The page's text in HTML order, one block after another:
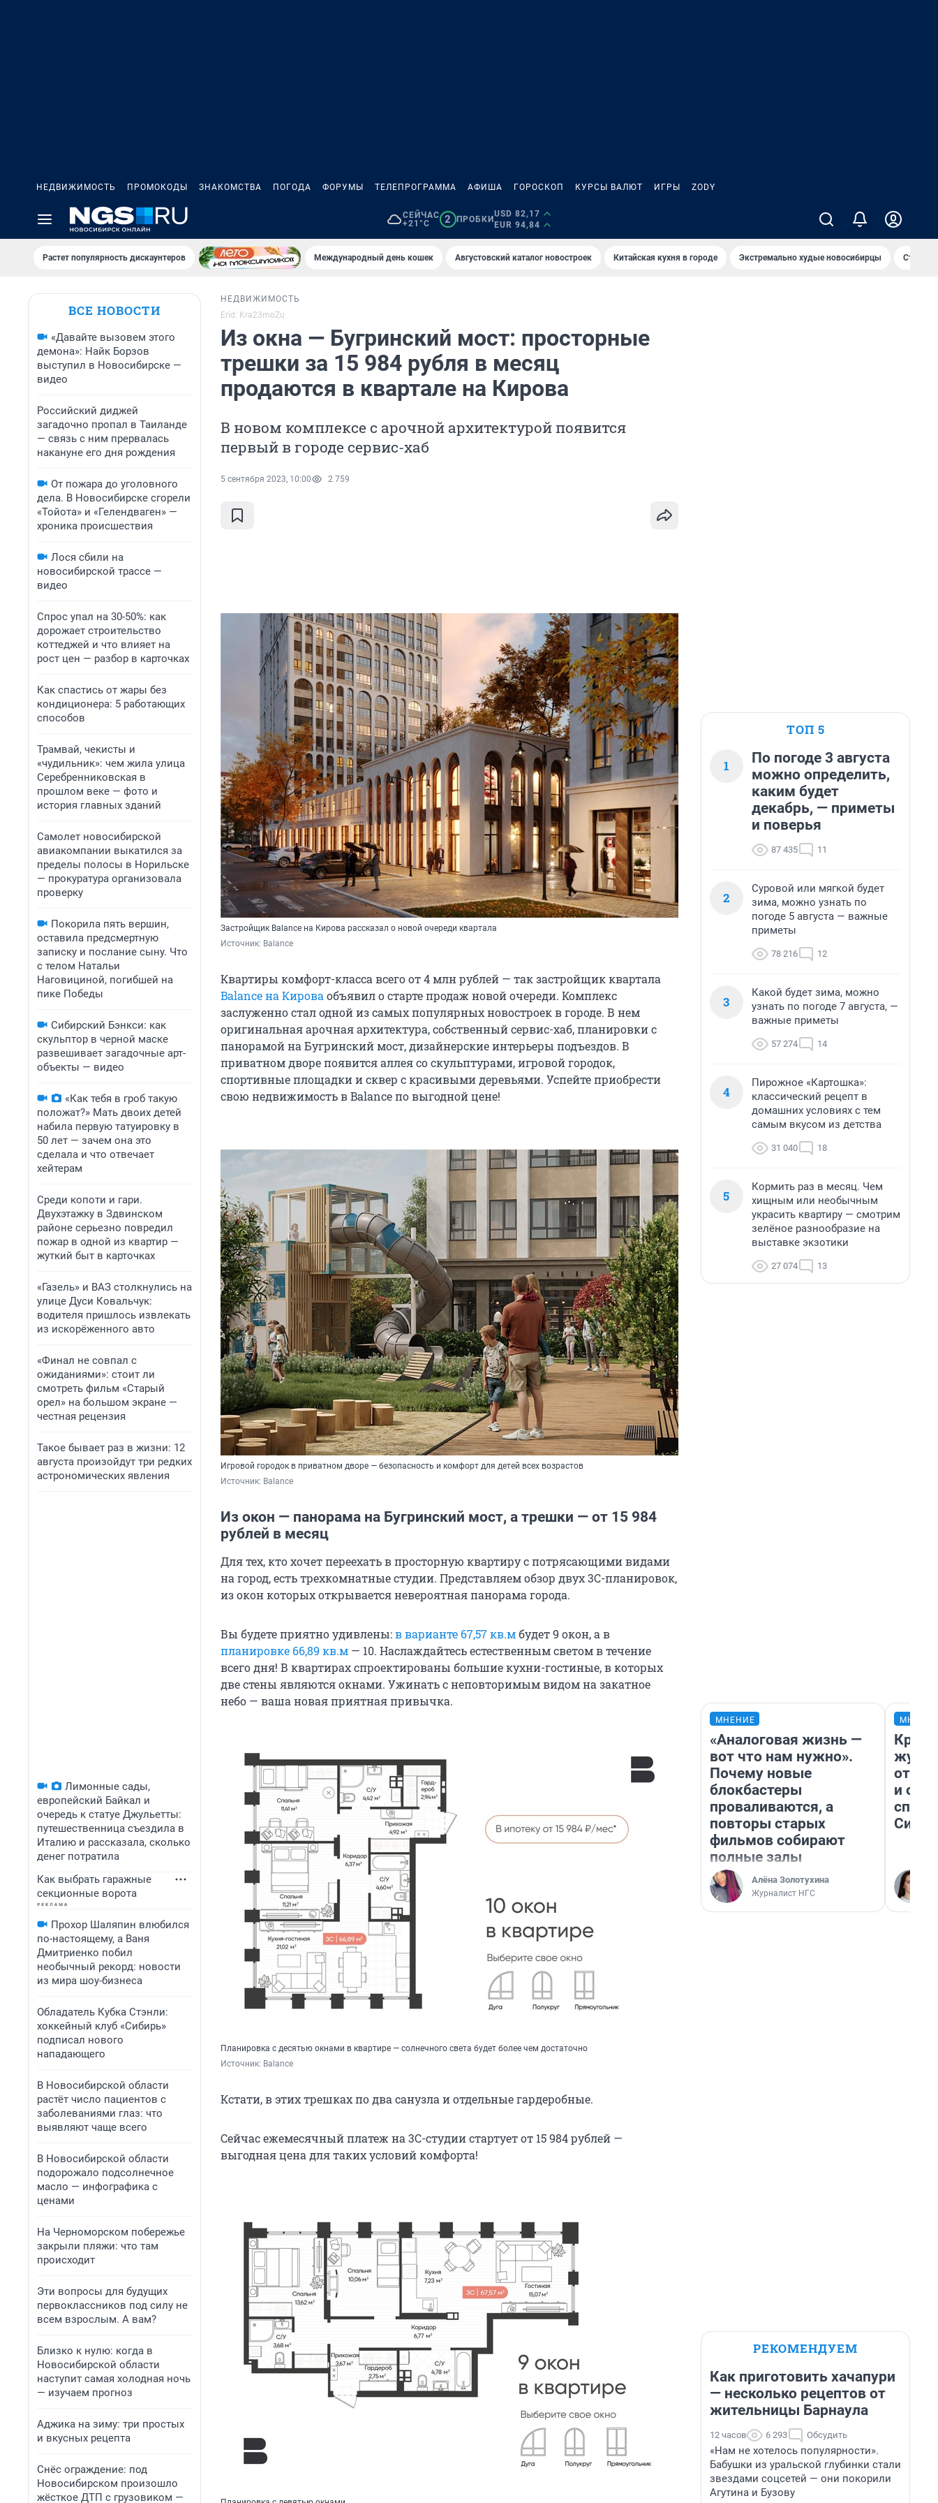
НЕДВИЖИМОСТЬ ПРОМОКОДЫ ЗНАКОМСТВА ПОГОДА ФОРУМЫ ТЕЛЕПРОГРАММА АФИША ГОРОСКОП КУРСЫ ВАЛЮТ ИГРЫ ZODY
СЕЙЧАС
+21°C
2 ПРОБКИ
USD 82,17
EUR 94,84
Растет популярность дискаунтеров Международный день кошек Августовский каталог новостроек Китайская кухня в городе Экстремально худые новосибирцы Старт
ВСЕ НОВОСТИ
«Давайте вызовем этого
демона»: Найк Борзов
выступил в Новосибирске —
видео
Российский диджей
загадочно пропал в Таиланде
— связь с ним прервалась
накануне его дня рождения
От пожара до уголовного
дела. В Новосибирске сгорели
«Тойота» и «Гелендваген» —
хроника происшествия
Лося сбили на
новосибирской трассе —
видео
Спрос упал на 30-50%: как
дорожает строительство
коттеджей и что влияет на
рост цен — разбор в карточках
Как спастись от жары без
кондиционера: 5 работающих
способов
Трамвай, чекисты и
«чудильник»: чем жила улица
Серебренниковская в
прошлом веке — фото и
история главных зданий
Самолет новосибирской
авиакомпании выкатился за
пределы полосы в Норильске
— прокуратура организовала
проверку
Покорила пять вершин,
оставила предсмертную
записку и послание сыну. Что
с телом Натальи
Наговициной, погибшей на
пике Победы
Сибирский Бэнкси: как
скульптор в черной маске
развешивает загадочные арт-
объекты — видео
«Как тебя в гроб такую
положат?» Мать двоих детей
набила первую татуировку в
50 лет — зачем она это
сделала и что отвечает
хейтерам
Среди копоти и гари.
Двухэтажку в Здвинском
районе серьезно повредил
пожар в одной из квартир —
жуткий быт в карточках
«Газель» и ВАЗ столкнулись на
улице Дуси Ковальчук:
водителя пришлось извлекать
из искорёженного авто
«Финал не совпал с
ожиданиями»: стоит ли
смотреть фильм «Старый
орел» на большом экране —
честная рецензия
Такое бывает раз в жизни: 12
августа произойдут три редких
астрономических явления
Лимонные сады,
европейский Байкал и
очередь к статуе Джульетты:
путешественница съездила в
Италию и рассказала, сколько
денег потратила
Как выбрать гаражные
секционные ворота
Прохор Шаляпин влюбился
по-настоящему, а Ваня
Дмитриенко побил
необычный рекорд: новости
из мира шоу-бизнеса
Обладатель Кубка Стэнли:
хоккейный клуб «Сибирь»
подписал нового
нападающего
В Новосибирской области
растёт число пациентов с
заболеваниями глаз: что
выявляют чаще всего
В Новосибирской области
подорожало подсолнечное
масло — инфографика с
ценами
На Черноморском побережье
закрыли пляжи: что там
происходит
Эти вопросы для будущих
первоклассников под силу не
всем взрослым. А вам?
Близко к нулю: когда в
Новосибирской области
наступит самая холодная ночь
— изучаем прогноз
Аджика на зиму: три простых
и вкусных рецепта
Снёс ограждение: под
Новосибирском произошло
жёсткое ДТП с грузовиком —
НЕДВИЖИМОСТЬ
Erid: Kra23moZu
Из окна — Бугринский мост: просторные
трешки за 15 984 рубля в месяц
продаются в квартале на Кирова
В новом комплексе с арочной архитектурой появится
первый в городе сервис-хаб
5 сентября 2023, 10:00 2 759
Застройщик Balance на Кирова рассказал о новой очереди квартала
Источник: Balance
Квартиры комфорт-класса всего от 4 млн рублей — так застройщик квартала
Balance на Кирова объявил о старте продаж новой очереди. Комплекс
заслуженно стал одной из самых популярных новостроек в городе. В нем
оригинальная арочная архитектура, собственный сервис-хаб, планировки с
панорамой на Бугринский мост, дизайнерские интерьеры подъездов. В
приватном дворе появится аллея со скульптурами, игровой городок,
спортивные площадки и сквер с красивыми деревьями. Успейте приобрести
свою недвижимость в Balance по выгодной цене!
Игровой городок в приватном дворе — безопасность и комфорт для детей всех возрастов
Источник: Balance
Из окон — панорама на Бугринский мост, а трешки — от 15 984
рублей в месяц
Для тех, кто хочет переехать в просторную квартиру с потрясающими видами
на город, есть трехкомнатные студии. Представляем обзор двух 3С-планировок,
из окон которых открывается невероятная панорама города.
Вы будете приятно удивлены:в варианте 67,57 кв.мбудет 9 окон, а в
планировке 66,89 кв.м — 10. Наслаждайтесь естественным светом в течение
всего дня! В квартирах спроектированы большие кухни-гостиные, в которых
две стены являются окнами. Ужинать с неповторимым видом на закатное
небо — ваша новая приятная привычка.
Планировка с десятью окнами в квартире — солнечного света будет более чем достаточно
Источник: Balance
Кстати, в этих трешках по два санузла и отдельные гардеробные.
Сейчас ежемесячный платеж на 3С-студии стартует от 15 984 рублей —
выгодная цена для таких условий комфорта!
ТОП 5
1
По погоде 3 августа
можно определить,
каким будет
декабрь, — приметы
и поверья
87 435 11
2
Суровой или мягкой будет
зима, можно узнать по
погоде 5 августа — важные
приметы
78 216 12
3
Какой будет зима, можно
узнать по погоде 7 августа, —
важные приметы
57 274 14
4
Пирожное «Картошка»:
классический рецепт в
домашних условиях с тем
самым вкусом из детства
31 040 18
5
Кормить раз в месяц. Чем
хищным или необычным
украсить квартиру — смотрим
зелёное разнообразие на
выставке экзотики
27 074 13
МНЕНИЕ
«Аналоговая жизнь —
вот что нам нужно».
Почему новые
блокбастеры
проваливаются, а
повторы старых
фильмов собирают
полные залы
Алёна Золотухина
Журналист НГС
и
РЕКОМЕНДУЕМ
Как приготовить хачапури
— несколько рецептов от
жительницы Барнаула
12 часов 6 293 Обсудить
«Нам не хотелось популярности».
Бабушки из уральской глубинки стали
звездами соцсетей — они покорили
Агутина и Бузову